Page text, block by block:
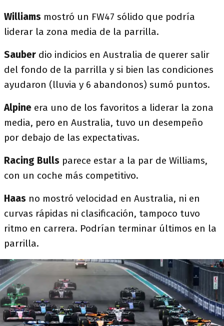
Williams mostró un FW47 sólido que podría
liderar la zona media de la parrilla.
Sauber dio indicios en Australia de querer salir
del fondo de la parrilla y si bien las condiciones
ayudaron (lluvia y 6 abandonos) sumó puntos.
Alpine era uno de los favoritos a liderar la zona
media, pero en Australia, tuvo un desempeño
por debajo de las expectativas.
Racing Bulls parece estar a la par de Williams,
con un coche más competitivo.
Haas no mostró velocidad en Australia, ni en
curvas rápidas ni clasificación, tampoco tuvo
ritmo en carrera. Podrían terminar últimos en la
parrilla.